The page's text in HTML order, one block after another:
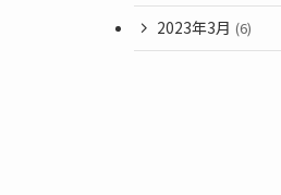
2023年3月 (6)